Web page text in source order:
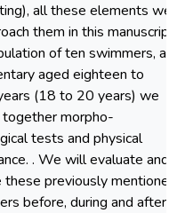
all these elements we
them in this manuscript.
of ten swimmers,
aged eighteen to
(18 to 20 years) we
morpho-
tests and physical
. We will evaluate and
previously mentioned
before, during and after